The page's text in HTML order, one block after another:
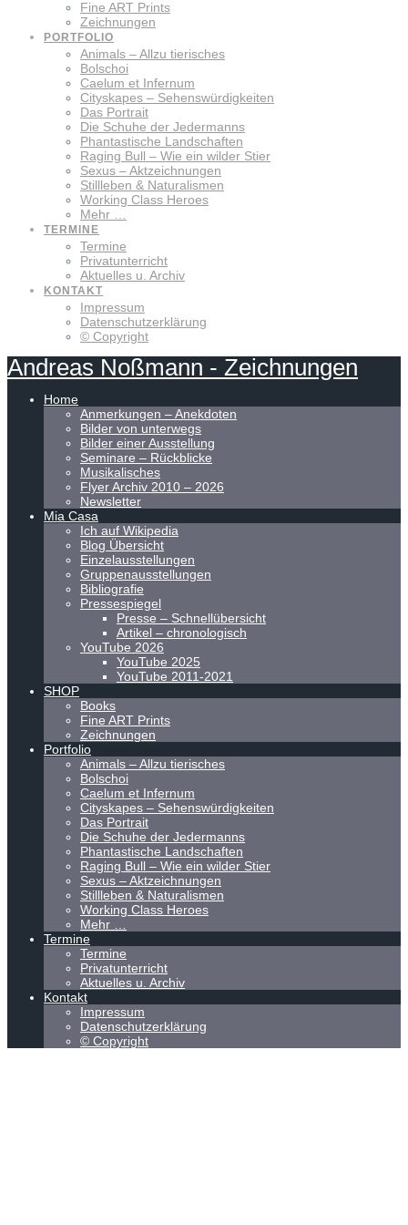
Fine ART Prints
Zeichnungen
PORTFOLIO
Animals – Allzu tierisches
Bolschoi
Caelum et Infernum
Cityskapes – Sehenswürdigkeiten
Das Portrait
Die Schuhe der Jedermanns
Phantastische Landschaften
Raging Bull – Wie ein wilder Stier
Sexus – Aktzeichnungen
Stillleben & Naturalismen
Working Class Heroes
Mehr …
TERMINE
Termine
Privatunterricht
Aktuelles u. Archiv
KONTAKT
Impressum
Datenschutzerklärung
© Copyright
Andreas Noßmann - Zeichnungen
Home
Anmerkungen – Anekdoten
Bilder von unterwegs
Bilder einer Ausstellung
Seminare – Rückblicke
Musikalisches
Flyer Archiv 2010 – 2026
Newsletter
Mia Casa
Ich auf Wikipedia
Blog Übersicht
Einzelausstellungen
Gruppenausstellungen
Bibliografie
Pressespiegel
Presse – Schnellübersicht
Artikel – chronologisch
YouTube 2026
YouTube 2025
YouTube 2011-2021
SHOP
Books
Fine ART Prints
Zeichnungen
Portfolio
Animals – Allzu tierisches
Bolschoi
Caelum et Infernum
Cityskapes – Sehenswürdigkeiten
Das Portrait
Die Schuhe der Jedermanns
Phantastische Landschaften
Raging Bull – Wie ein wilder Stier
Sexus – Aktzeichnungen
Stillleben & Naturalismen
Working Class Heroes
Mehr …
Termine
Termine
Privatunterricht
Aktuelles u. Archiv
Kontakt
Impressum
Datenschutzerklärung
© Copyright